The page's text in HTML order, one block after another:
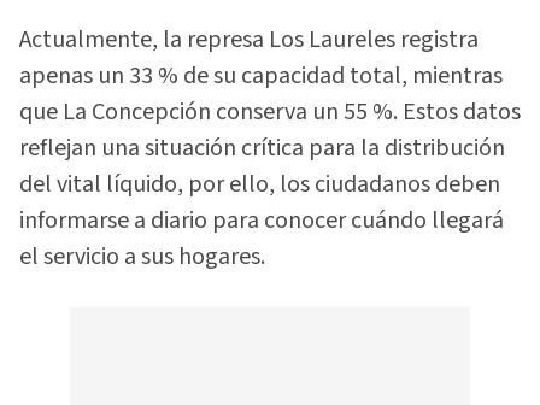
Actualmente, la represa Los Laureles registra
apenas un 33 % de su capacidad total, mientras
que La Concepción conserva un 55 %. Estos datos
reflejan una situación crítica para la distribución
del vital líquido, por ello, los ciudadanos deben
informarse a diario para conocer cuándo llegará
el servicio a sus hogares.